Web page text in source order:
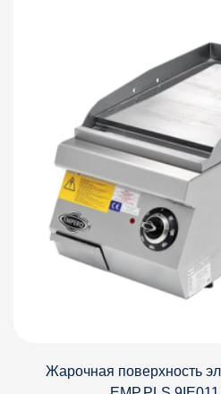
Жарочная поверхность